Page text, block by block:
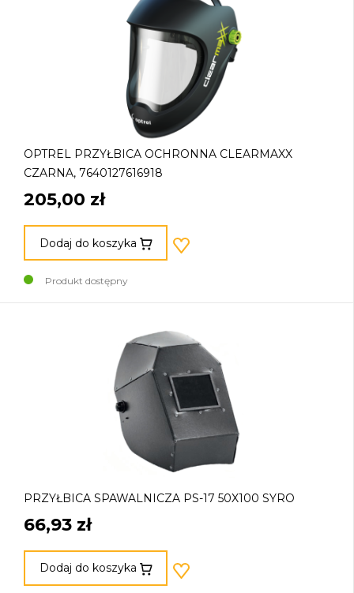
OPTREL PRZYŁBICA OCHRONNA CLEARMAXX
CZARNA, 7640127616918
205,00 zł
Dodaj do koszyka
Produkt dostępny
PRZYŁBICA SPAWALNICZA PS-17 50X100 SYRO
66,93 zł
Dodaj do koszyka